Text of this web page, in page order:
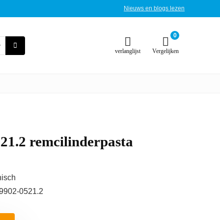
Nieuws en blogs lezen
verlanglijst
0
Vergelijken
remcilinderpasta
0521.2